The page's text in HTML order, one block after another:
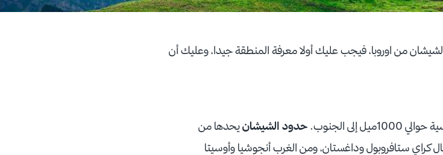
من اوروبا، فيجب عليك أولا معرفة المنطقة جيدا، وعليك أن
إلى الجنوب. حدود الشيشانيحدها من
كراي ستافروبول وداغستان، ومن الغرب أنجوشيا وأوسيتا